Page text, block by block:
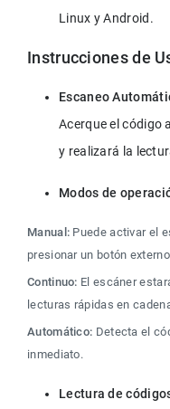
Linux y Android.
Instrucciones de
Escaneo
Acerque el código
y realizará la
Modos de
Manual: Puede activar el
presionar un botón
Continuo: El escáner
lecturas rápidas en
Automático: Detecta el
inmediato.
Lectura de